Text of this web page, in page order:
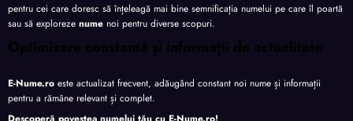
pentru cei care doresc să înțeleagă mai bine semnificația numelui pe care îl poartă
sau să exploreze nume noi pentru diverse scopuri.
Optimizare constantă și informații de actualitate
E-Nume.ro este actualizat frecvent, adăugând constant noi nume și informații
pentru a rămâne relevant și complet.